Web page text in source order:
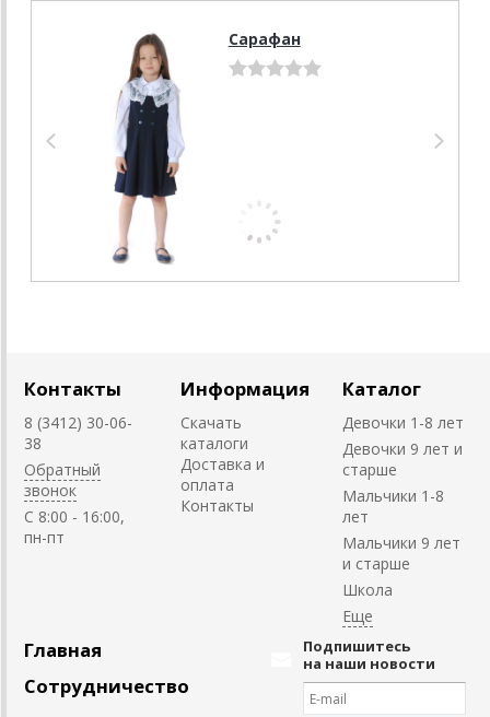
Сарафан
Контакты
8 (3412) 30-06-
38
Обратный
звонок
C 8:00 - 16:00,
пн-пт
Информация
Скачать
каталоги
Доставка и
оплата
Контакты
Каталог
Девочки 1-8 лет
Девочки 9 лет и
старше
Мальчики 1-8
лет
Мальчики 9 лет
и старше
Школа
Главная
Сотрудничество
Подпишитесь
на наши новости